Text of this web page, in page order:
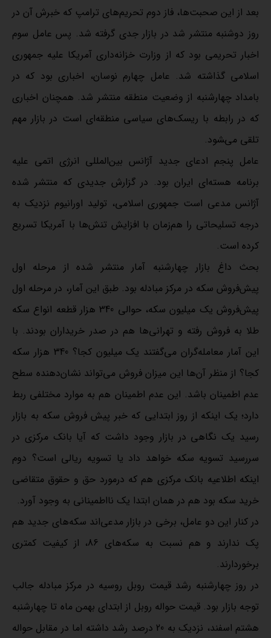
بعد از این صحبت‌ها، فاز دوم تحریم‌های ترامپ که خبرش آن در
روز دوشنبه منتشر شد در بازار جدی گرفته شد. پس عامل سوم
اخبار تحریمی بود که از وزارت خزانه‌داری آمریکا علیه جمهوری
اسلامی گذاشته شد. عامل چهارم نوسان، اخباری بود که در
بامداد چهارشنبه از وضعیت منطقه منتشر شد. همچنان اخباری
که در رابطه با ریسک‌های سیاسی منطقه‌ای است در بازار مهم
تلقی می‌‍شود.
عامل پنجم ادعای جدید آژانس بین‌المللی انرژی اتمی علیه
برنامه هسته‌ای ایران بود. در گزارش جدیدی که منتشر شده
آژانس مدعی است جمهوری اسلامی، تولید اورانیوم نزدیک به
درجه تسلیحاتی را هم‌زمان با افزایش تنش‌ها با آمریکا تسریع
کرده است.
بحث داغ بازار چهارشنبه آمار منتشر شده از مرحله اول
پیش‌فروش سکه در مرکز مبادله بود. طبق این آمار، در مرحله اول
پیش‌فروش یک میلیون سکه، حوالی 340 هزار قطعه انواع سکه
طلا به فروش رفته و تهرانی‌ها هم در صدر خریداران بودند. با
این آمار معامله‌گران می‌گفتند یک میلیون کجا؟ 340 هزار سکه
کجا؟ از منظر آن‌ها این میزان فروش می‌تواند نشان‌دهنده سطح
عدم اطمینان باشد. این عدم اطمینان هم به موارد مختلفی ربط
دارد؛ یک اینکه از روز ابتدایی که خبر پیش فروش سکه به بازار
رسید یک نگاهی در بازار وجود داشت که آیا بانک مرکزی در
سررسید تسویه سکه خواهد داد یا تسویه ریالی است؟ دوم
اینکه اطلاعیه بانک مرکزی هم که درمورد حق و حقوق متقاضی
خرید سکه بود هم در همان ابتدا یک نااطمینانی به وجود آورد.
در کنار این دو عامل، برخی در بازار مدعی‌اند سکه‌های جدید هم
پک ندارند و هم نسبت به سکه‌های 86، از کیفیت کمتری
برخوردارند.
در روز چهارشنبه رشد قیمت روبل روسیه در مرکز مبادله جالب
توجه بازار بود. قیمت حواله روبل از ابتدای بهمن ماه تا چهارشنبه
هشتم اسفند، نزدیک به 20 درصد رشد داشته اما در مقابل حواله